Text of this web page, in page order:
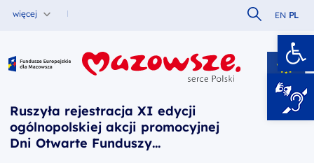
więcej Szukaj w
EN PL
Fundusze Europejskie dla Mazowsza
Ruszyła rejestracja XI edycji
ogólnopolskiej akcji promocyjnej
Dni Otwarte Funduszy